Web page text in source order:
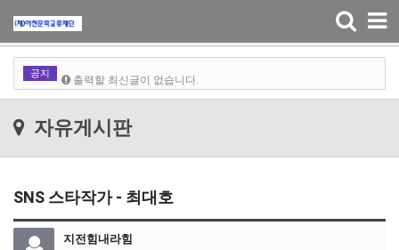
Toggle
navigation
공지
출력할 최신글이 없습니다.
출력할 최신글이 없습니다.
자유게시판
SNS 스타작가 - 최대호
지전힘내라힘